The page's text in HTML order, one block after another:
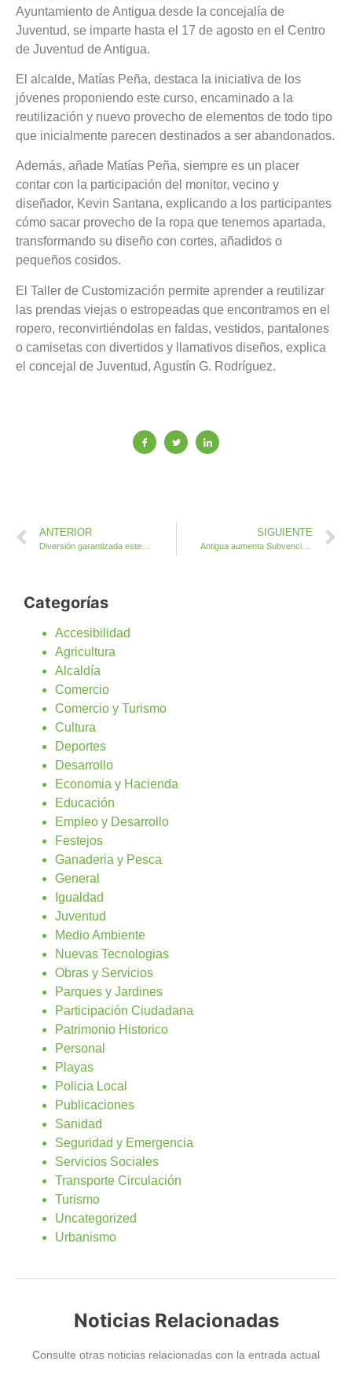
Ayuntamiento de Antigua desde la concejalía de
Juventud, se imparte hasta el 17 de agosto en el Centro
de Juventud de Antigua.
El alcalde, Matías Peña, destaca la iniciativa de los
jóvenes proponiendo este curso, encaminado a la
reutilización y nuevo provecho de elementos de todo tipo
que inicialmente parecen destinados a ser abandonados.
Además, añade Matías Peña, siempre es un placer
contar con la participación del monitor, vecino y
diseñador, Kevin Santana, explicando a los participantes
cómo sacar provecho de la ropa que tenemos apartada,
transformando su diseño con cortes, añadidos o
pequeños cosidos.
El Taller de Customización permite aprender a reutilizar
las prendas viejas o estropeadas que encontramos en el
ropero, reconvirtiéndolas en faldas, vestidos, pantalones
o camisetas con divertidos y llamativos diseños, explica
el concejal de Juventud, Agustín G. Rodríguez.
ANTERIOR SIGUIENTE
Antigua aumenta Subvenciones a Asociaciones Socioculturales hasta 20.000 euros
Categorías
Accesibilidad
Agricultura
Alcaldía
Comercio
Comercio y Turismo
Cultura
Deportes
Desarrollo
Economia y Hacienda
Educación
Empleo y Desarrollo
Festejos
Ganaderia y Pesca
General
Igualdad
Juventud
Medio Ambiente
Nuevas Tecnologias
Obras y Servicios
Parques y Jardines
Participación Ciudadana
Patrimonio Historico
Personal
Playas
Policia Local
Publicaciones
Sanidad
Seguridad y Emergencia
Servicios Sociales
Transporte Circulación
Turismo
Uncategorized
Urbanismo
Noticias Relacionadas
Consulte otras noticias relacionadas con la entrada actual